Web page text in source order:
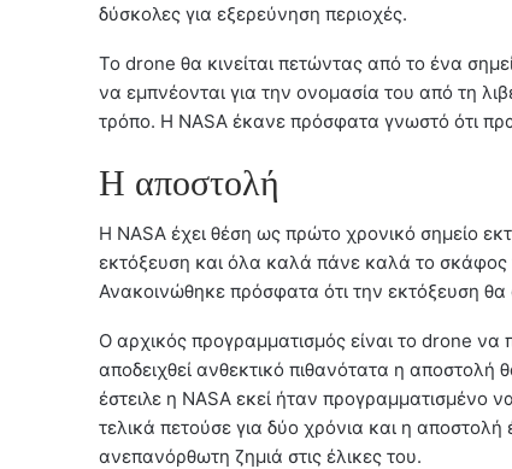
δύσκολες για εξερεύνηση περιοχές.
Το drone θα κινείται πετώντας από το ένα
να εμπνέονται για την ονομασία του από τη
τρόπο. Η NASA έκανε πρόσφατα γνωστό ότι
Η αποστολή
Η NASA έχει θέση ως πρώτο χρονικό σημείο
εκτόξευση και όλα καλά πάνε καλά το σκάφος
Ανακοινώθηκε πρόσφατα ότι την εκτόξευση
Ο αρχικός προγραμματισμός είναι το drone να
αποδειχθεί ανθεκτικό πιθανότατα η
έστειλε η NASA εκεί ήταν προγραμματισμένο
τελικά πετούσε για δύο χρόνια και η
ανεπανόρθωτη ζημιά στις έλικες του.